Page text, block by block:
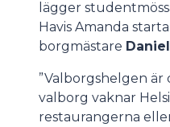
lägger
Havis Amanda
borgmästare
”Valborgshelgen
valborg vaknar
restaurangerna